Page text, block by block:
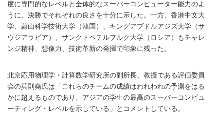
度に専門的なレベルと全体的なスーパーコンピューター能力のよ
うに、決勝でそれぞれの良さを十分に示した。一方、香港中文大
学、蔚山科学技術大学（韓国）、キングアブドルアジズ大学（サ
ウジアラビア）、サンクトペテルブルク大学（ロシア）もチャレ
ンジ精神、想像力、技術革新の発揮で印象に残った。
北京応用物理学・計算数学研究所の副所長、教授である評価委員
会の莫則堯氏は「これらのチームの成績はわれわれの予測をはる
かに超えるものであり、アジアの学生の最高のスーパーコンピュ
ーティング・レベルを示している」とコメントしている。